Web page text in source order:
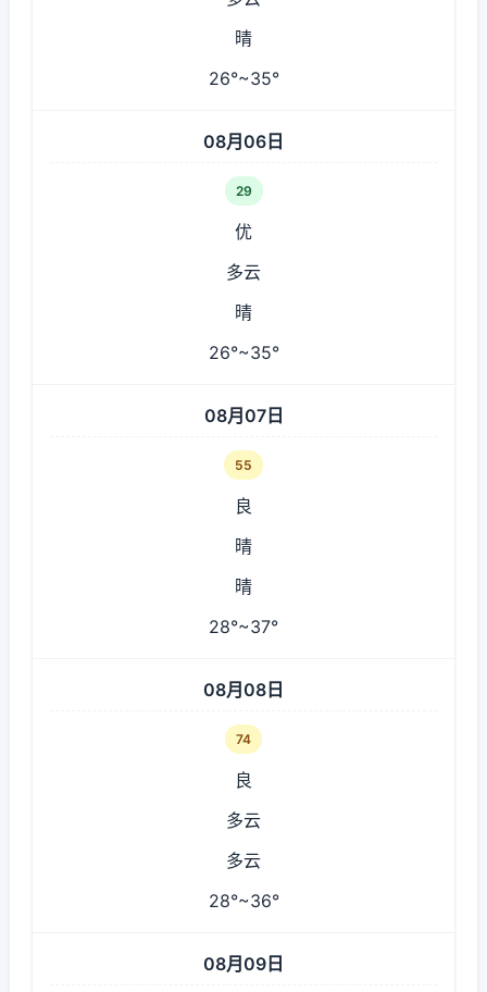
晴
26°~35°
08月06日
29
优
多云
晴
26°~35°
08月07日
55
良
晴
晴
28°~37°
08月08日
74
良
多云
多云
28°~36°
08月09日